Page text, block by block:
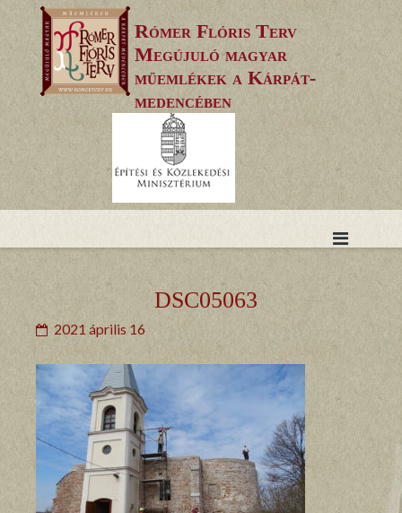
to
content
Rómer Flóris Terv
Megújuló magyar
műemlékek a Kárpát-
medencében
DSC05063
2021 április 16